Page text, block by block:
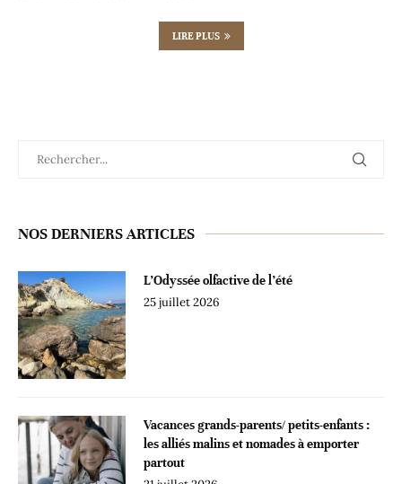
LIRE PLUS
NOS DERNIERS ARTICLES
L’Odyssée olfactive de l’été
25 juillet 2026
Vacances grands-parents/ petits-enfants :
les alliés malins et nomades à emporter
partout